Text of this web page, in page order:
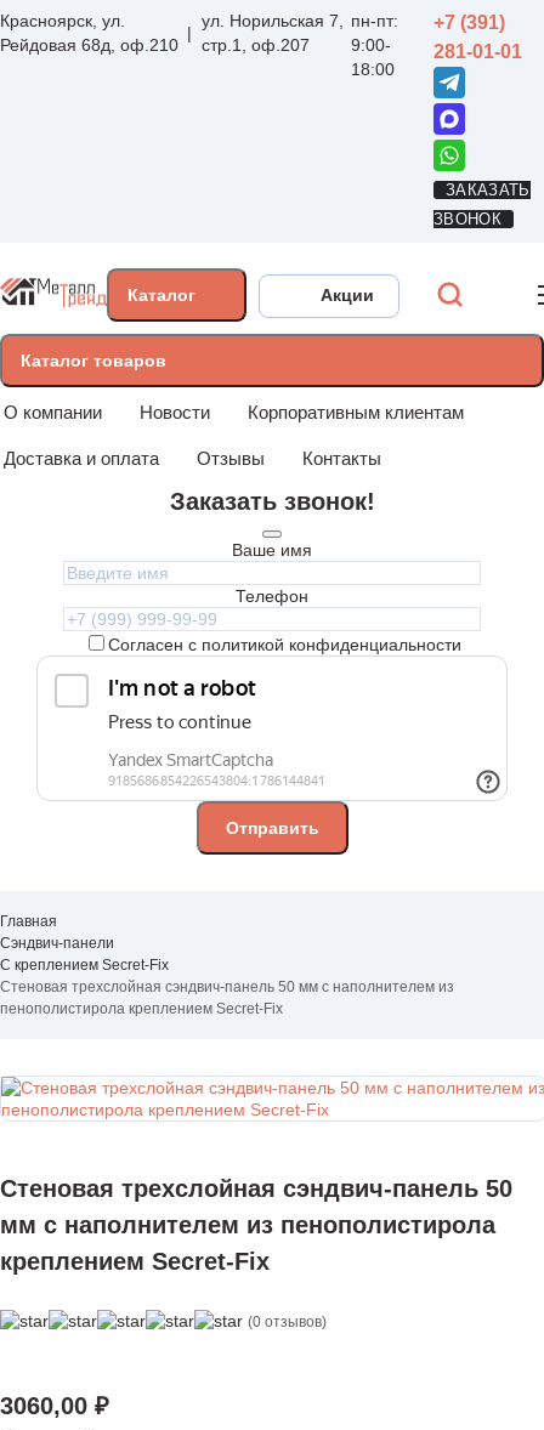
Красноярск, ул.
Рейдовая 68д, оф.210
ул. Норильская 7,
стр.1, оф.207
пн-пт:
9:00-
18:00
+7 (391)
281-01-01
ЗАКАЗАТЬ
ЗВОНОК
Каталог Акции
Каталог товаров
О компании Новости Корпоративным клиентам
Доставка и оплата Отзывы Контакты
Заказать звонок!
Ваше имя
Телефон
Согласен с политикой конфиденциальности
Главная
Сэндвич-панели
С креплением Secret-Fix
Стеновая трехслойная сэндвич-панель 50 мм с наполнителем из
пенополистирола креплением Secret-Fix
Стеновая трехслойная сэндвич-панель 50
мм с наполнителем из пенополистирола
креплением Secret-Fix
(0 отзывов)
3060,00 ₽